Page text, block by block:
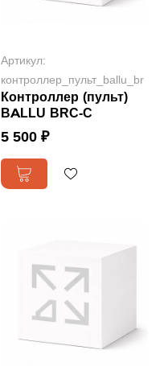
Артикул:
контроллер_пульт_ballu_br
Контроллер (пульт)
BALLU BRC-C
5 500 ₽